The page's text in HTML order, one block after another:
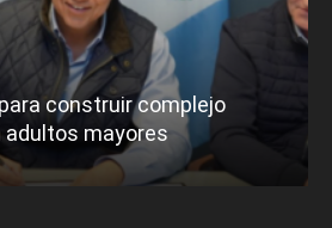
construir complejo
adultos mayores